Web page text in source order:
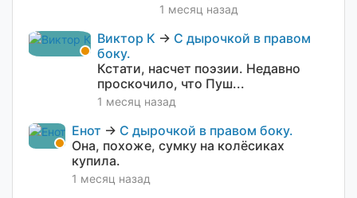
1 месяц назад
Виктор К → С дырочкой в правом
боку.
Кстати, насчет поэзии. Недавно
проскочило, что Пуш...
1 месяц назад
Енот → С дырочкой в правом боку.
Она, похоже, сумку на колёсиках
купила.
1 месяц назад